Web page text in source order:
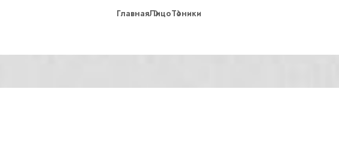
ГлавнаяЛицоТоники